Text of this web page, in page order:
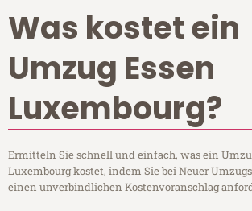
Was kostet ein
Umzug Essen
Luxembourg?
Ermitteln Sie schnell und einfach, was ein
Luxembourg kostet, indem Sie bei Neuer
einen unverbindlichen Kostenvoranschlag